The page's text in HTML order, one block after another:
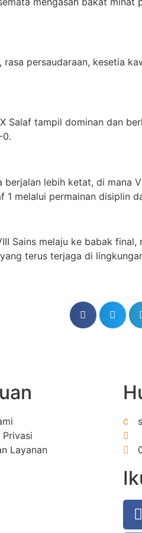
rasa persaudaraan, kesetia
Salaf tampil dominan dan
0.
lebih ketat, di mana
1 melalui permainan disiplin
Sains melaju ke babak final,
terus terjaga di
Privasi
Layanan